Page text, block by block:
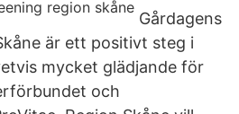
Gårdagens
är ett positivt steg i
mycket glädjande för
och